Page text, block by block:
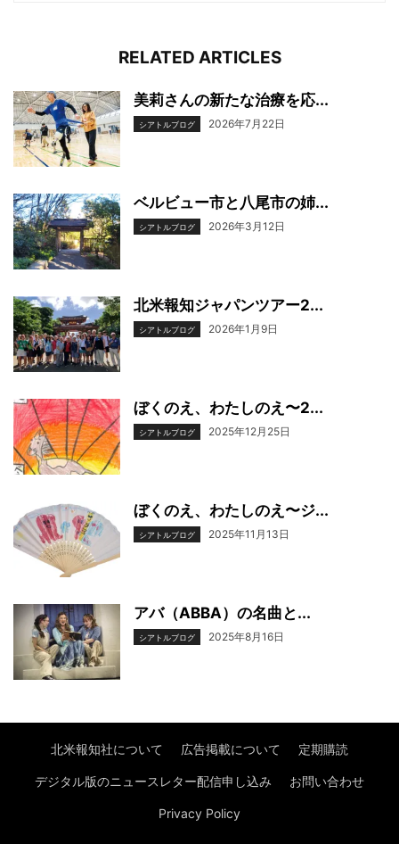
RELATED ARTICLES
美莉さんの新たな治療を応...
シアトルブログ 2026年7月22日
ベルビュー市と八尾市の姉...
シアトルブログ 2026年3月12日
北米報知ジャパンツアー2...
シアトルブログ 2026年1月9日
ぼくのえ、わたしのえ〜2...
シアトルブログ 2025年12月25日
ぼくのえ、わたしのえ〜ジ...
シアトルブログ 2025年11月13日
アバ（ABBA）の名曲と...
シアトルブログ 2025年8月16日
北米報知社について 広告掲載について 定期購読
デジタル版のニュースレター配信申し込み お問い合わせ
Privacy Policy